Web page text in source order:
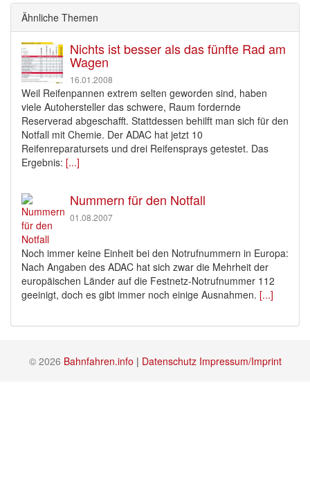
Ähnliche Themen
Nichts ist besser als das fünfte Rad am
Wagen
16.01.2008
Weil Reifenpannen extrem selten geworden sind, haben
viele Autohersteller das schwere, Raum fordernde
Reserverad abgeschafft. Stattdessen behilft man sich für den
Notfall mit Chemie. Der ADAC hat jetzt 10
Reifenreparatursets und drei Reifensprays getestet. Das
Ergebnis: [...]
Nummern für den Notfall
01.08.2007
Noch immer keine Einheit bei den Notrufnummern in Europa:
Nach Angaben des ADAC hat sich zwar die Mehrheit der
europäischen Länder auf die Festnetz-Notrufnummer 112
geeinigt, doch es gibt immer noch einige Ausnahmen. [...]
© 2026 Bahnfahren.info | Datenschutz Impressum/Imprint